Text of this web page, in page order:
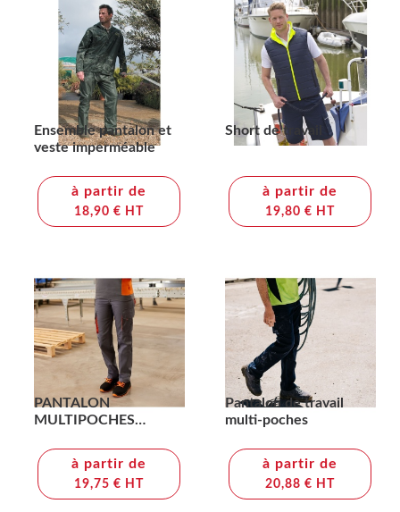
Ensemble pantalon et
veste imperméable
à partir de
18,90 € HT
Short de travail
à partir de
19,80 € HT
PANTALON
MULTIPOCHES
à partir de
19,75 € HT
Pantalon de travail
multi-poches
à partir de
20,88 € HT